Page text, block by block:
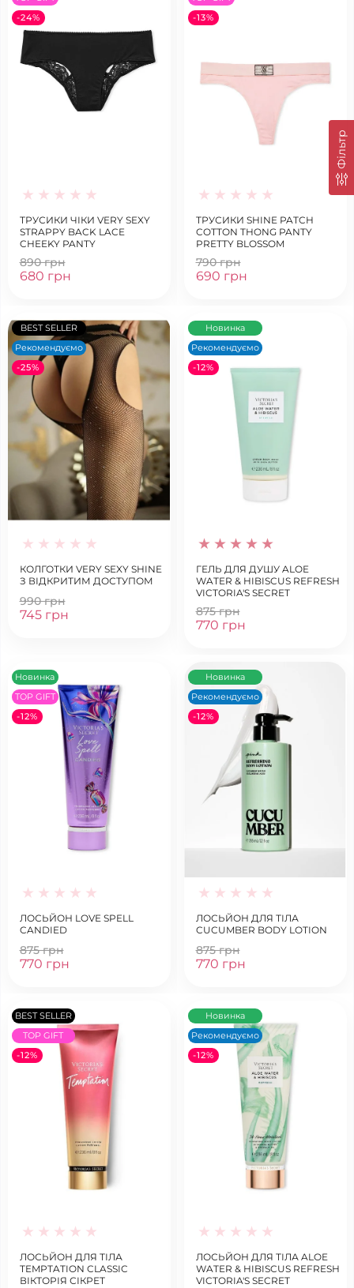
Фільтр
-24%
ТРУСИКИ ЧІКИ VERY SEXY
STRAPPY BACK LACE
CHEEKY PANTY
890 грн
680 грн
-13%
ТРУСИКИ SHINE PATCH
COTTON THONG PANTY
PRETTY BLOSSOM
790 грн
690 грн
BEST SELLER
Рекомендуємо
-25%
КОЛГОТКИ VERY SEXY SHINE
З ВІДКРИТИМ ДОСТУПОМ
990 грн
745 грн
Новинка
Рекомендуємо
-12%
ГЕЛЬ ДЛЯ ДУШУ ALOE
WATER & HIBISCUS REFRESH
VICTORIA'S SECRET
875 грн
770 грн
Новинка
TOP GIFT
-12%
ЛОСЬЙОН LOVE SPELL
CANDIED
875 грн
770 грн
Новинка
Рекомендуємо
-12%
ЛОСЬЙОН ДЛЯ ТІЛА
CUCUMBER BODY LOTION
875 грн
770 грн
BEST SELLER
TOP GIFT
-12%
ЛОСЬЙОН ДЛЯ ТІЛА
TEMPTATION CLASSIC
ВІКТОРІЯ СІКРЕТ
Новинка
Рекомендуємо
-12%
ЛОСЬЙОН ДЛЯ ТІЛА ALOE
WATER & HIBISCUS REFRESH
VICTORIA'S SECRET